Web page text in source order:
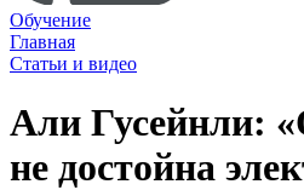
Обучение
Главная
Статьи и видео
Али Гусейнли:
не достойна